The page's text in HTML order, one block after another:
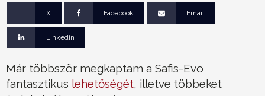
X Facebook Email
Linkedin
Már többször megkaptam a Safis-Evo
fantasztikus lehetőségét, illetve többeket